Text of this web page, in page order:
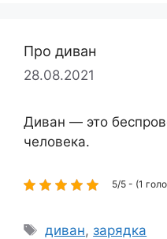
Про диван
28.08.2021
Диван — это
человека.
5/5 - (1
Метки
диван, зарядка